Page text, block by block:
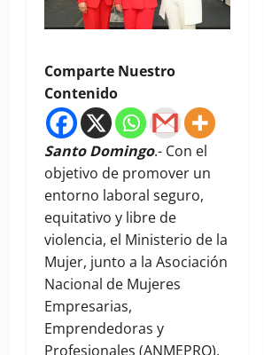
Comparte Nuestro
Contenido
Santo Domingo.- Con el
objetivo de promover un
entorno laboral seguro,
equitativo y libre de
violencia, el Ministerio de la
Mujer, junto a la Asociación
Nacional de Mujeres
Empresarias,
Emprendedoras y
Profesionales (ANMEPRO),